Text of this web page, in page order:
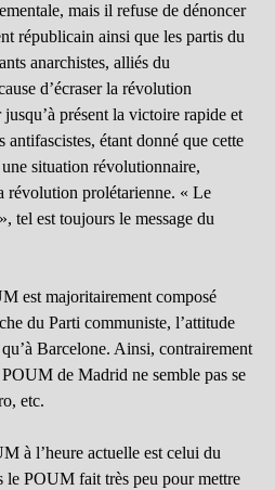
mais il refuse de dénoncer
républicain ainsi que les partis du
anarchistes, alliés du
d’écraser la révolution
présent la victoire rapide et
étant donné que cette
situation révolutionnaire,
révolution prolétarienne. « Le
tel est toujours le message du
est majoritairement composé
du Parti communiste, l’attitude
Barcelone. Ainsi, contrairement
de Madrid ne semble pas se
etc.
à l’heure actuelle est celui du
le POUM fait très peu pour mettre